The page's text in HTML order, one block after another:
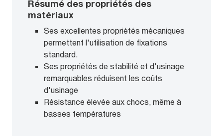
Résumé des propriétés des
matériaux
Ses excellentes propriétés mécaniques
permettent l'utilisation de fixations
standard.
Ses propriétés de stabilité et d'usinage
remarquables réduisent les coûts
d'usinage
Résistance élevée aux chocs, même à
basses températures